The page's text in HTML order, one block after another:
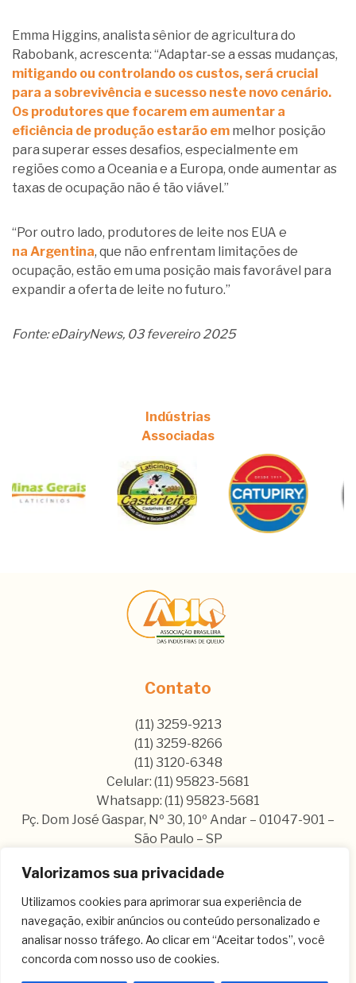
Valorizamos sua privacidade
Utilizamos cookies para aprimorar sua experiência de
navegação, exibir anúncios ou conteúdo personalizado e
analisar nosso tráfego. Ao clicar em “Aceitar todos”, você
concorda com nosso uso de cookies.
Emma Higgins, analista sênior de agricultura do
Rabobank, acrescenta: “Adaptar-se a essas mudanças,
mitigando ou controlando os custos, será crucial
para a sobrevivência e sucesso neste novo cenário.
Os produtores que focarem em aumentar a
eficiência de produção estarão em melhor posição
para superar esses desafios, especialmente em
regiões como a Oceania e a Europa, onde aumentar as
taxas de ocupação não é tão viável.”
“Por outro lado, produtores de leite nos EUA e
na Argentina, que não enfrentam limitações de
ocupação, estão em uma posição mais favorável para
expandir a oferta de leite no futuro.”
Fonte: eDairyNews, 03 fevereiro 2025
Indústrias
Associadas
Contato
(11) 3259-9213
(11) 3259-8266
(11) 3120-6348
Celular: (11) 95823-5681
Whatsapp: (11) 95823-5681
Pç. Dom José Gaspar, Nº 30, 10º Andar – 01047-901 –
São Paulo – SP